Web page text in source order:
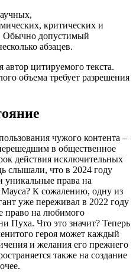
критических и
Обычно допустимый
абзацев.
автор цитируемого текста.
объема требует разрешения
чужого контента –
в общественное
действия исключительных
слышали, что в 2024 году
уникальные права на
К сожалению, одну из
уже переживал в 2022 году
право на любимого
Пуха. Что это значит? Теперь
героя может каждый
и желания его прежнего
также на создание